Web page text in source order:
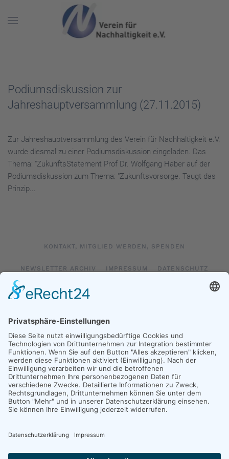
Skip to main content
Podiumsdiskussion zur
Jahreshauptversammlung (27.11.2015)
Zur Jahreshauptversammlung des Verein für Nachhaltigkeit e.V.
wurde diesmal zu einer Podiumsdiskussion eingeladen. Das
Thema: "ZukunftsStatement Prof Dr. Wolfgang Haber auf der
Podiumsdiskussion zum Thema: "Zukunftsvorsorge. Taugt das
Prinzip...
KONTAKT, MITGLIED WERDEN, SPENDEN
NEWSLETTER ARCHIV IMPRESSUM DATENSCHUTZ
LOGIN IMPRESSUM SOCIAL MEDIA